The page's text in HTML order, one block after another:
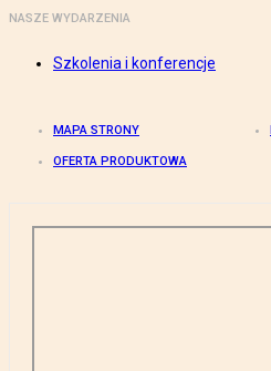
NASZE WYDARZENIA
Szkolenia i konferencje
MAPA STRONY
OFERTA PRODUKTOWA